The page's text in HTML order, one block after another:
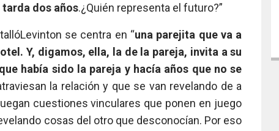
dos años.¿Quién representa el futuro?”
se centra en “una parejita que va a
Y, digamos, ella, la de la pareja, invita a su
había sido la pareja y hacía años que no se
la relación y que se van revelando de a
cuestiones vinculares que ponen en juego
cosas del otro que desconocían. Por eso